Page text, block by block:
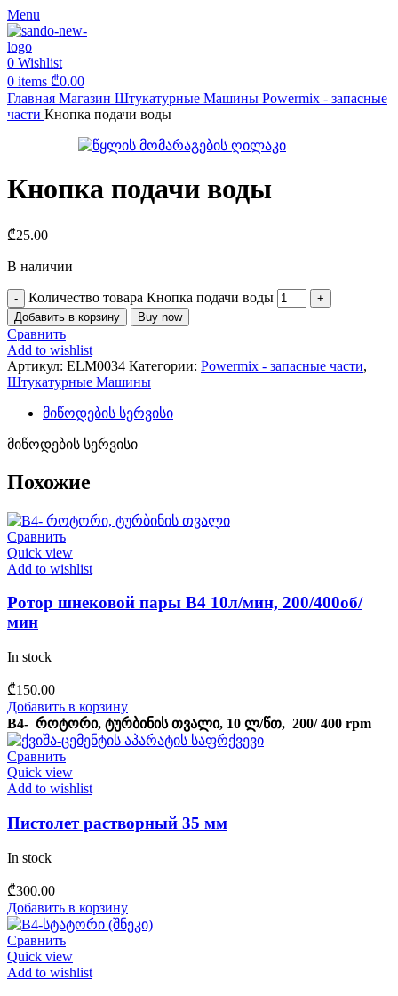
Menu
0 Wishlist
0 items ₾0.00
Главная Магазин Штукатурные Машины Powermix - запасные
части Кнопка подачи воды
Кнопка подачи воды
₾25.00
В наличии
Количество товара Кнопка подачи воды
Добавить в корзину Buy now
Сравнить
Add to wishlist
Артикул: ELM0034 Категории: Powermix - запасные части,
Штукатурные Машины
მიწოდების სერვისი
მიწოდების სერვისი
Похожие
Сравнить
Quick view
Add to wishlist
Ротор шнековой пары B4 10л/мин, 200/400об/
мин
In stock
₾150.00
Добавить в корзину
B4- როტორი, ტურბინის თვალი, 10 ლ/წთ, 200/400 rpm
Сравнить
Quick view
Add to wishlist
Пистолет растворный 35 мм
In stock
₾300.00
Добавить в корзину
Сравнить
Quick view
Add to wishlist